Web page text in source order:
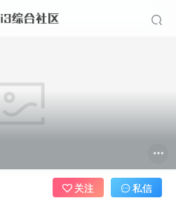
关注 私信